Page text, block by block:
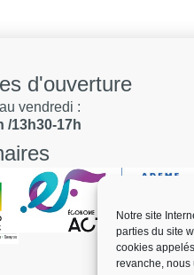
Notre site
parties du site
cookies
revanche, nous
d'ouverture
vendredi :
/13h30-17h